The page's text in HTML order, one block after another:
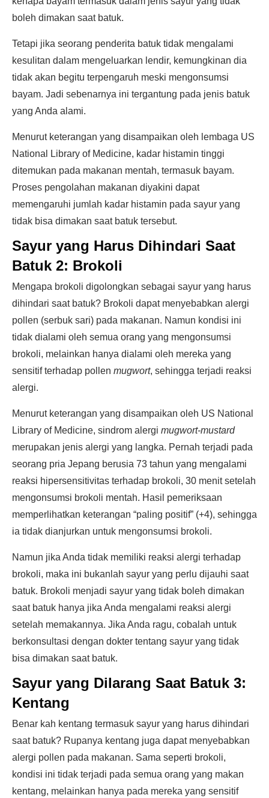
boleh dimakan saat batuk.
Tetapi jika seorang penderita batuk tidak mengalami
kesulitan dalam mengeluarkan lendir, kemungkinan dia
tidak akan begitu terpengaruh meski mengonsumsi
bayam. Jadi sebenarnya ini tergantung pada jenis batuk
yang Anda alami.
Menurut keterangan yang disampaikan oleh lembaga US
National Library of Medicine, kadar histamin tinggi
ditemukan pada makanan mentah, termasuk bayam.
Proses pengolahan makanan diyakini dapat
memengaruhi jumlah kadar histamin pada sayur yang
tidak bisa dimakan saat batuk tersebut.
Sayur yang Harus Dihindari Saat
Batuk 2: Brokoli
Mengapa brokoli digolongkan sebagai sayur yang harus
dihindari saat batuk? Brokoli dapat menyebabkan alergi
pollen (serbuk sari) pada makanan. Namun kondisi ini
tidak dialami oleh semua orang yang mengonsumsi
brokoli, melainkan hanya dialami oleh mereka yang
sensitif terhadap pollen mugwort, sehingga terjadi reaksi
alergi.
Menurut keterangan yang disampaikan oleh US National
Library of Medicine, sindrom alergi mugwort-mustard
merupakan jenis alergi yang langka. Pernah terjadi pada
seorang pria Jepang berusia 73 tahun yang mengalami
reaksi hipersensitivitas terhadap brokoli, 30 menit setelah
mengonsumsi brokoli mentah. Hasil pemeriksaan
memperlihatkan keterangan “paling positif” (+4), sehingga
ia tidak dianjurkan untuk mengonsumsi brokoli.
Namun jika Anda tidak memiliki reaksi alergi terhadap
brokoli, maka ini bukanlah sayur yang perlu dijauhi saat
batuk. Brokoli menjadi sayur yang tidak boleh dimakan
saat batuk hanya jika Anda mengalami reaksi alergi
setelah memakannya. Jika Anda ragu, cobalah untuk
berkonsultasi dengan dokter tentang sayur yang tidak
bisa dimakan saat batuk.
Sayur yang Dilarang Saat Batuk 3:
Kentang
Benar kah kentang termasuk sayur yang harus dihindari
saat batuk? Rupanya kentang juga dapat menyebabkan
alergi pollen pada makanan. Sama seperti brokoli,
kondisi ini tidak terjadi pada semua orang yang makan
kentang, melainkan hanya pada mereka yang sensitif